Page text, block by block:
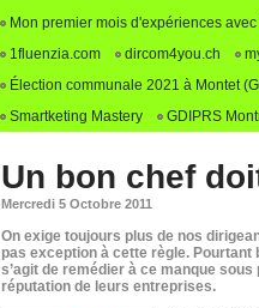
Mon premier mois d'expériences
1fluenzia.com
dircom4you.ch
Élection communale 2021 à Montet
Smartketing Mastery
GDIPRS
Un bon chef
Mercredi 5 Octobre 2011
On exige toujours plus de nos
pas exception à cette règle. Pourtant
s’agit de remédier à ce manque
réputation de leurs entreprises.